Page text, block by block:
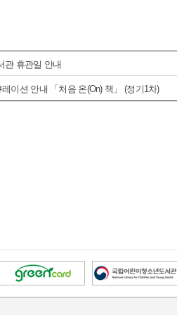
관 휴관일 안내
이션 안내 「처음 온(On) 책」 (정기1차)